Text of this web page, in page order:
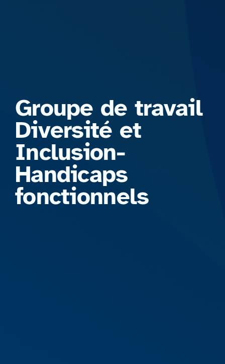
Groupe de travail
Diversité et
Inclusion-
Handicaps
fonctionnels